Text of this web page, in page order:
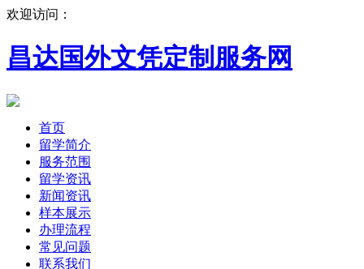
欢迎访问：
昌达国外文凭定制服务网
首页
留学简介
服务范围
留学资讯
新闻资讯
样本展示
办理流程
常见问题
联系我们